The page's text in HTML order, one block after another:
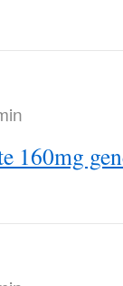
160mg